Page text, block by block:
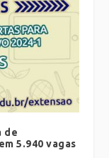
de
5.940 vagas